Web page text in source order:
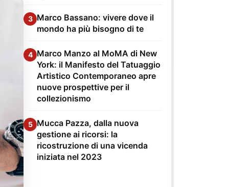
3 Marco Bassano: vivere dove il
mondo ha più bisogno di te
4 Marco Manzo al MoMA di New
York: il Manifesto del Tatuaggio
Artistico Contemporaneo apre
nuove prospettive per il
collezionismo
5 Mucca Pazza, dalla nuova
gestione ai ricorsi: la
ricostruzione di una vicenda
iniziata nel 2023